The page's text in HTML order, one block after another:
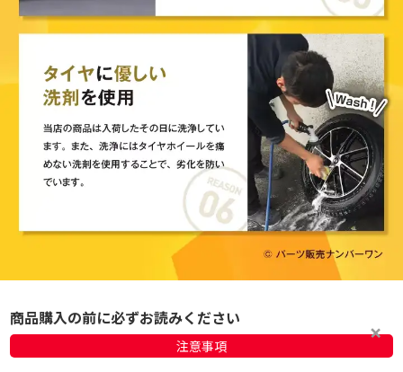
商品購入の前に必ずお読みください
注意事項